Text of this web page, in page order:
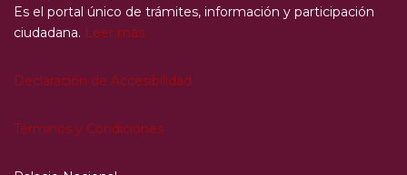
Es el portal único de trámites, información y participación
ciudadana. Leer más
Declaración de Accesibilidad
Términos y Condiciones